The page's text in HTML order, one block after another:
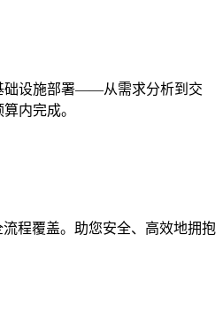
础设施部署——从需求分析到交
内完成。
程覆盖。助您安全、高效地拥抱